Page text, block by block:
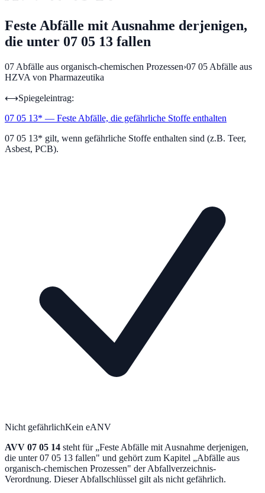
Feste Abfälle mit Ausnahme derjenigen,
die unter 07 05 13 fallen
07 Abfälle aus organisch-chemischen Prozessen›07 05 Abfälle aus
HZVA von Pharmazeutika
⟷Spiegeleintrag:
07 05 13* — Feste Abfälle, die gefährliche Stoffe enthalten
07 05 13* gilt, wenn gefährliche Stoffe enthalten sind (z.B. Teer,
Asbest, PCB).
Nicht gefährlichKein eANV
AVV 07 05 14 steht für „Feste Abfälle mit Ausnahme derjenigen,
die unter 07 05 13 fallen" und gehört zum Kapitel „Abfälle aus
organisch-chemischen Prozessen" der Abfallverzeichnis-
Verordnung. Dieser Abfallschlüssel gilt als nicht gefährlich.